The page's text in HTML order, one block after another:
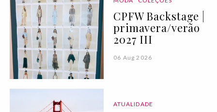
CPFW Backstage |
primavera/verão
2027 III
06 Aug 2026
ATUALIDADE